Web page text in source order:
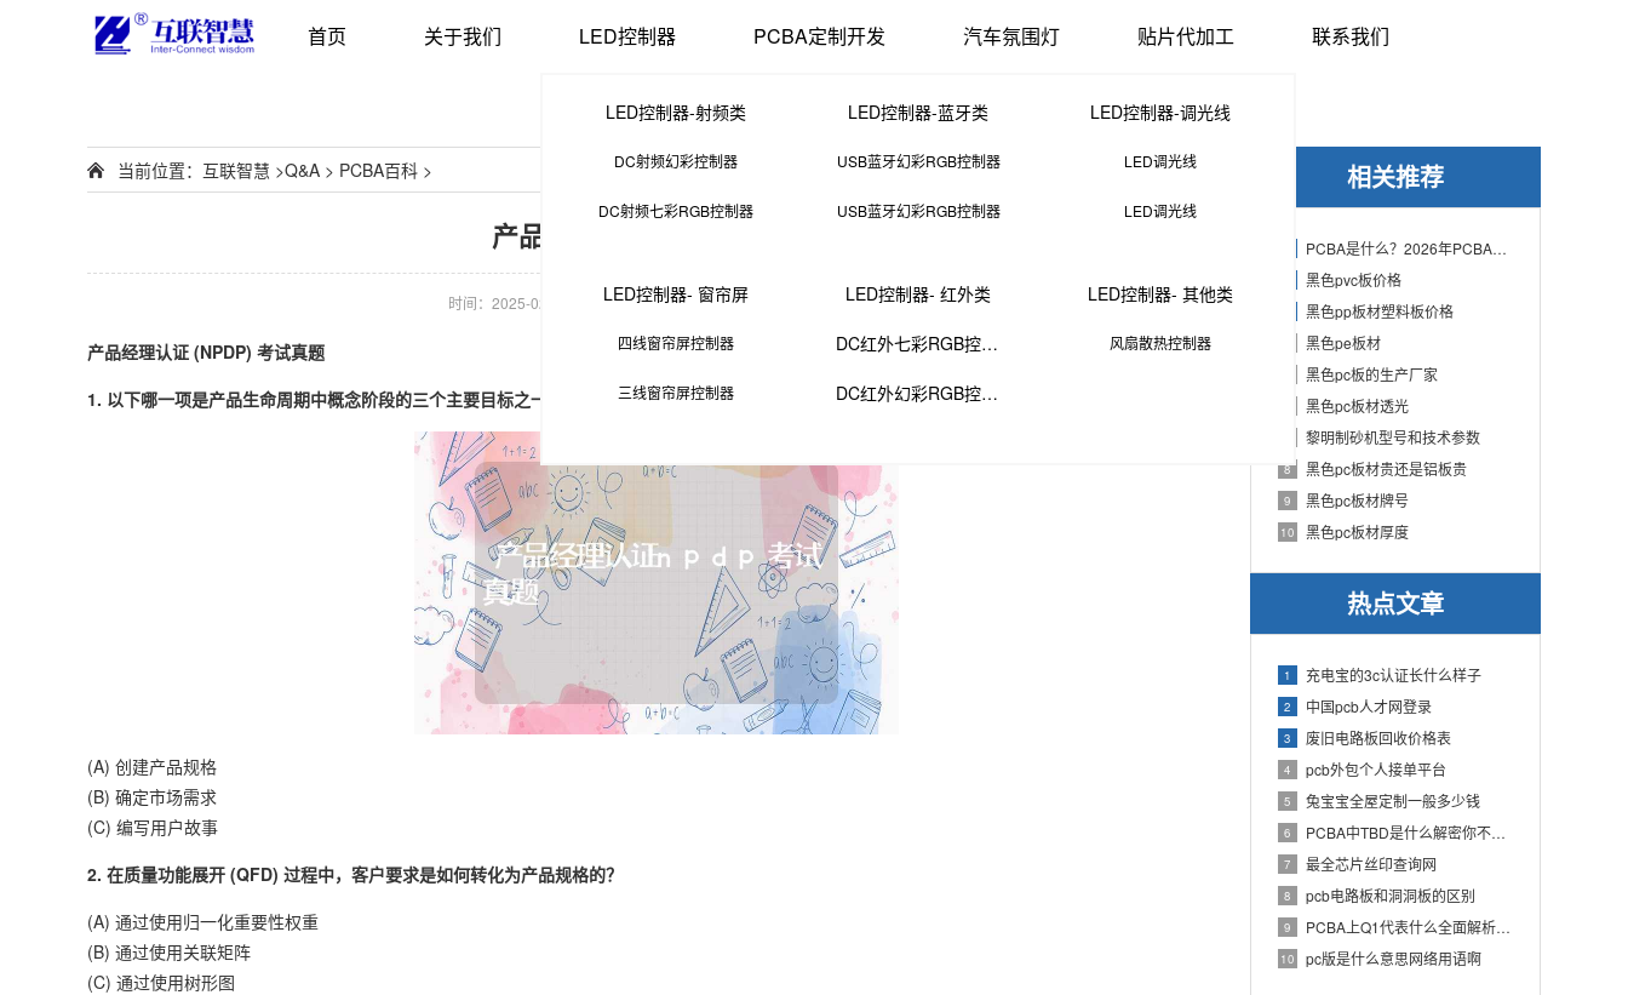
首页 关于我们 LED控制器
LED控制器-射频类
DC射频幻彩控制器
DC射频七彩RGB控制器
LED控制器-蓝牙类
USB蓝牙幻彩RGB控制器
USB蓝牙幻彩RGB控制器
LED控制器-调光线
LED调光线
LED调光线
LED控制器- 窗帘屏
四线窗帘屏控制器
三线窗帘屏控制器
LED控制器- 红外类
DC红外七彩RGB控制器
DC红外幻彩RGB控制器
LED控制器- 其他类
风扇散热控制器
PCBA定制开发 汽车氛围灯 贴片代加工 联系我们
相关推荐
PCBA是什么？2026年PCBA制造与代工指南：专业方案、流程与应用
黑色pvc板价格
黑色pp板材塑料板价格
黑色pe板材
黑色pc板的生产厂家
黑色pc板材透光
黎明制砂机型号和技术参数
8 黑色pc板材贵还是铝板贵
9 黑色pc板材牌号
10 黑色pc板材厚度
热点文章
1 充电宝的3c认证长什么样子
2 中国pcb人才网登录
3 废旧电路板回收价格表
4 pcb外包个人接单平台
5 兔宝宝全屋定制一般多少钱
6 PCBA中TBD是什么解密你不知道的电子行业术语
7 最全芯片丝印查询网
8 pcb电路板和洞洞板的区别
9 PCBA上Q1代表什么全面解析PCB电路板中Q1的作用
10 pc版是什么意思网络用语啊
当前位置： 互联智慧 >Q&A > PCBA百科 >
产品经理认证npdp考试真题
时间：2025-02-05 11:52:20 来源：PCBA 次
产品经理认证 (NPDP) 考试真题
1. 以下哪一项是产品生命周期中概念阶段的三个主要目标之一？
(A) 创建产品规格
(B) 确定市场需求
(C) 编写用户故事
2. 在质量功能展开 (QFD) 过程中，客户要求是如何转化为产品规格的？
(A) 通过使用归一化重要性权重
(B) 通过使用关联矩阵
(C) 通过使用树形图